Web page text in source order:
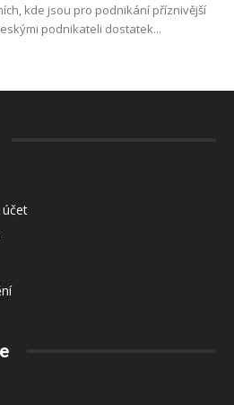
kde jsou pro podnikání příznivější
podnikateli dostatek...
účet